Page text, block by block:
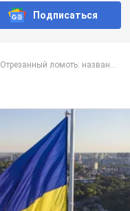
Подписаться
Отрезанный ломоть: назван...